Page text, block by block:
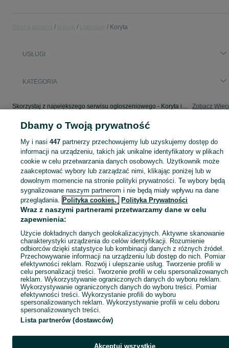
Koryta
USŁUGI
KATEGORIA
Skorzystaj z największego serwisu ogłoszeniowego - Koryta i okolice! - kupuj lub sprzedawaj jeszcze wygodniej w kategorii Usługi! Zobacz
Mapa kategorii
Mapa miejscowości
Mapa ministron
Popularne wyszukiwania
Dbamy o Twoją prywatność
My i nasi447 partnerzy przechowujemy lub uzyskujemy dostęp do
informacji na urządzeniu, takich jak unikalne identyfikatory w plikach
cookie w celu przetwarzania danych osobowych. Użytkownik może
zaakceptować wybory lub zarządzać nimi, klikając poniżej lub w
dowolnym momencie na stronie polityki prywatności. Te wybory będą
sygnalizowane naszym partnerom i nie będą miały wpływu na dane
przeglądania. Polityka cookies, Polityka Prywatności
Wraz z naszymi partnerami przetwarzamy dane w celu
zapewnienia:
Użycie dokładnych danych geolokalizacyjnych. Aktywne skanowanie
charakterystyki urządzenia do celów identyfikacji. Rozumienie
odbiorców dzięki statystyce lub kombinacji danych z różnych źródeł.
Przechowywanie informacji na urządzeniu lub dostęp do nich. Pomiar
efektywności reklam. Rozwój i ulepszanie usług. Tworzenie profili w
celu personalizacji treści. Tworzenie profili w celu spersonalizowanych
reklam. Wykorzystywanie ograniczonych danych do wyboru reklam.
Wykorzystywanie ograniczonych danych do wyboru treści. Pomiar
efektywności treści. Wykorzystanie profili do wyboru
spersonalizowanych reklam. Wykorzystywanie profili w celu doboru
spersonalizowanych treści.
Lista partnerów (dostawców)
Akceptuj wszystkie